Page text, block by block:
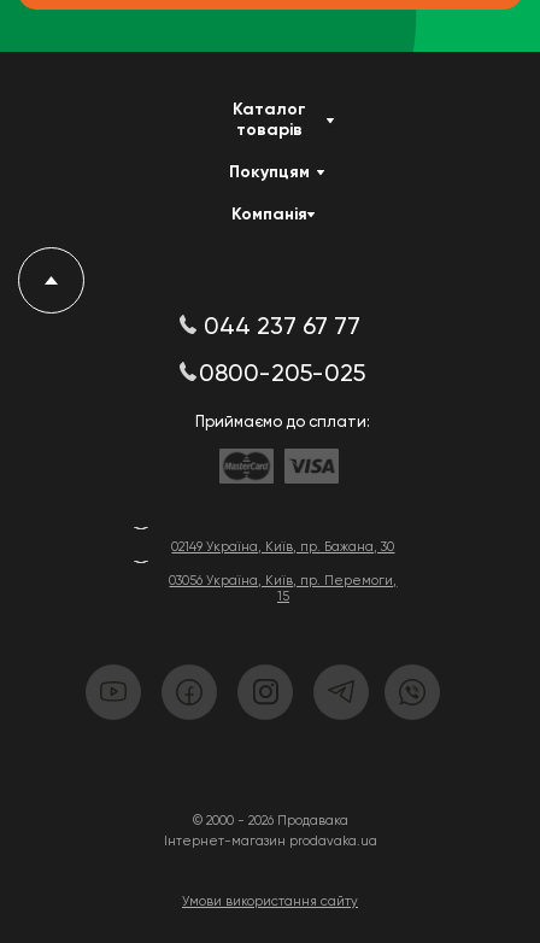
02149 Україна, Київ, пр. Бажана, 30
03056 Україна, Київ, пр. Перемоги,
15
© 2000 - 2026 Продавака
Інтернет-магазин prodavaka.ua
Умови використання сайту
Каталог
товарів
Покупцям
Компанія
044 237 67 77
0800-205-025
Приймаємо до сплати: